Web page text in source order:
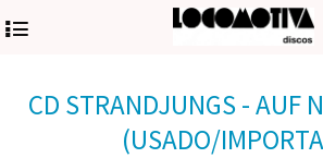
4
CD STRANDJUNGS - AUF
(USADO/